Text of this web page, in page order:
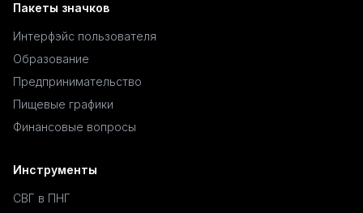
Пакеты значков
Интерфэйс пользователя
Образование
Предпринимательство
Пищевые графики
Финансовые вопросы
Инструменты
СВГ в ПНГ